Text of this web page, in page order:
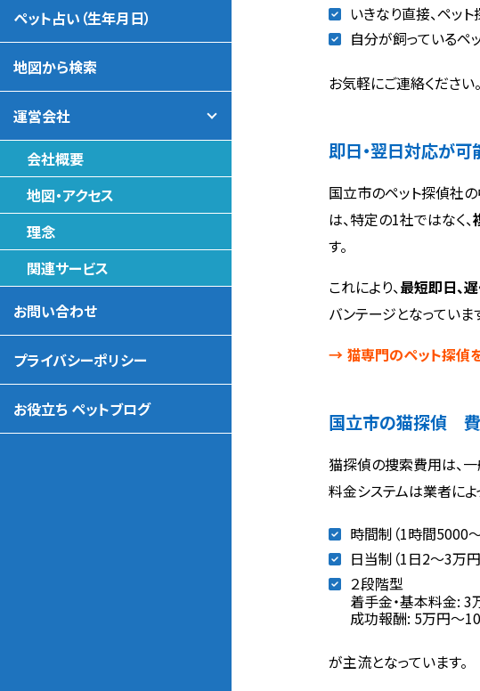
いきなり直接、ペッ
自分が飼っているペ
お気軽にご連絡ください。
即日・翌日対応が可
国立市のペット探偵社の
は、特定の1社ではなく、
す。
これにより、最短即日、
バンテージとなっていま
→ 猫専門のペット探偵
国立市の猫探偵 費
猫探偵の捜索費用は、
料金システムは業者によ
時間制（1時間5000
日当制（1日2〜3万円
２段階型
着手金・基本料金:
成功報酬: 5万円〜
が主流となっています。
ペット占い（生年月日）
地図から検索
運営会社
会社概要
地図・アクセス
理念
関連サービス
お問い合わせ
プライバシーポリシー
お役立ち ペットブログ